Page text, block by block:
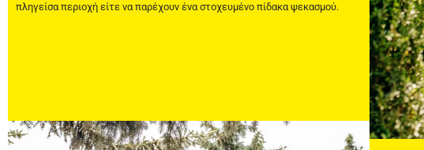
πληγείσα περιοχή είτε να παρέχουν ένα στοχευμένο πίδακα ψεκασμού.